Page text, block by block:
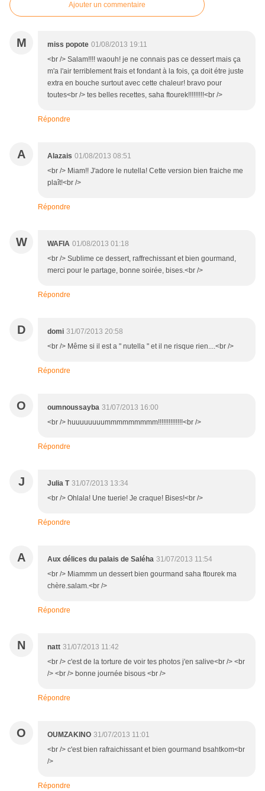
Ajouter un commentaire
M miss popote 01/08/2013 19:11
<br /> Salam!!!! waouh! je ne connais pas ce dessert mais ça
m'a l'air terriblement frais et fondant à la fois, ça doit étre juste
extra en bouche surtout avec cette chaleur! bravo pour
toutes<br /> tes belles recettes, saha ftourek!!!!!!!!!<br />
Répondre
A Alazais 01/08/2013 08:51
<br /> Miam!! J'adore le nutella! Cette version bien fraiche me
plaît!<br />
Répondre
W WAFIA 01/08/2013 01:18
<br /> Sublime ce dessert, raffrechissant et bien gourmand,
merci pour le partage, bonne soirée, bises.<br />
Répondre
D domi 31/07/2013 20:58
<br /> Même si il est a " nutella " et il ne risque rien....<br />
Répondre
O oumnoussayba 31/07/2013 16:00
<br /> huuuuuuuummmmmmmmm!!!!!!!!!!!!!!<br />
Répondre
J Julia T 31/07/2013 13:34
<br /> Ohlala! Une tuerie! Je craque! Bises!<br />
Répondre
A Aux délices du palais de Saléha 31/07/2013 11:54
<br /> Miammm un dessert bien gourmand saha ftourek ma
chère.salam.<br />
Répondre
N natt 31/07/2013 11:42
<br /> c'est de la torture de voir tes photos j'en salive<br /> <br
/> <br /> bonne journée bisous <br />
Répondre
O OUMZAKINO 31/07/2013 11:01
<br /> c'est bien rafraichissant et bien gourmand bsahtkom<br
/>
Répondre